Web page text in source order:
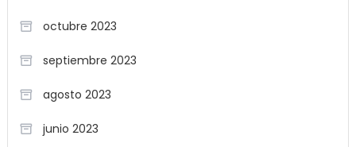
octubre 2023
septiembre 2023
agosto 2023
junio 2023